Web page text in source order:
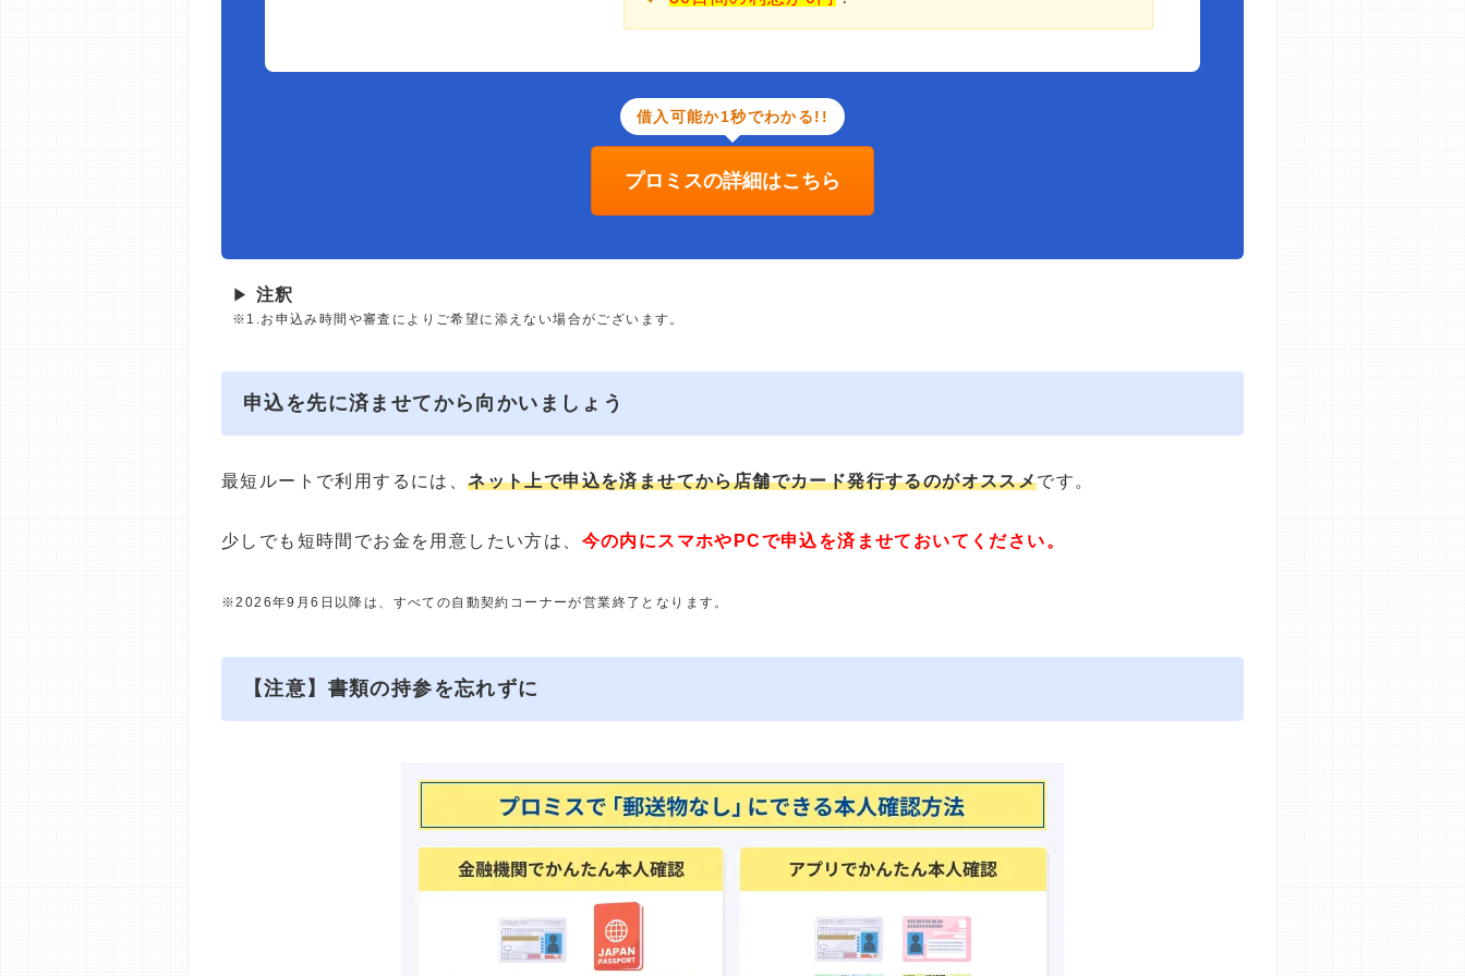
借入可能か1秒でわかる!!
プロミスの詳細はこちら
▶ 注釈
※1.お申込み時間や審査によりご希望に添えない場合がございます。
申込を先に済ませてから向かいましょう
最短ルートで利用するには、ネット上で申込を済ませてから店舗でカード発行するのがオススメです。
少しでも短時間でお金を用意したい方は、 今の内にスマホやPCで申込を済ませておいてください。
※2026年9月6日以降は、すべての自動契約コーナーが営業終了となります。
【注意】書類の持参を忘れずに